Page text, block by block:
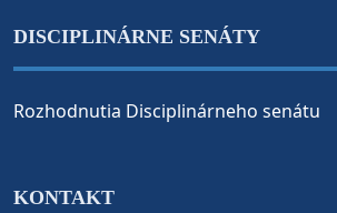
DISCIPLINÁRNE SENÁTY
Rozhodnutia Disciplinárneho senátu
KONTAKT